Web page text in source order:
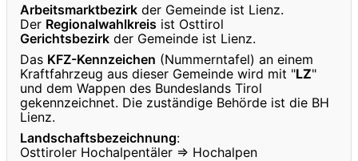
Arbeitsmarktbezirk der Gemeinde ist Lienz.
Der Regionalwahlkreis ist Osttirol
Gerichtsbezirk der Gemeinde ist Lienz.
Das KFZ-Kennzeichen (Nummerntafel) an einem
Kraftfahrzeug aus dieser Gemeinde wird mit "LZ"
und dem Wappen des Bundeslands Tirol
gekennzeichnet. Die zuständige Behörde ist die BH
Lienz.
Landschaftsbezeichnung:
Osttiroler Hochalpentäler ⇒ Hochalpen